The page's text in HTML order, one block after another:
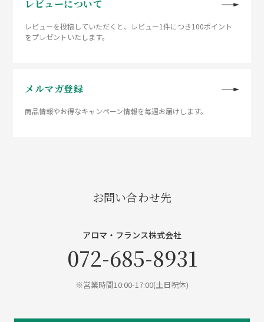
レビューについて
レビューを投稿していただくと、レビュー1件につき100ポイント
をプレゼントいたします。
メルマガ登録
商品情報やお得なキャンペーン情報を毎週お届けします。
お問い合わせ先
アロマ・フランス株式会社
072-685-8931
※営業時間10:00-17:00(土日祝休)